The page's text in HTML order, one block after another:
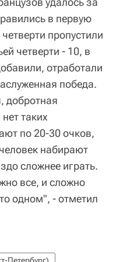
в первую
пропустили
четверти - 10, в
отработали
победа.
добротная
таких
по 20-30 очков,
набирают
сложнее играть.
все, и сложно
одном", - отметил
Петербург)